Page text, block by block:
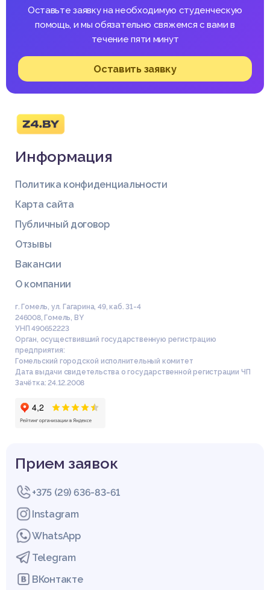
Оставьте заявку на необходимую студенческую
помощь, и мы обязательно свяжемся с вами в
течение пяти минут
Оставить заявку
Информация
Политика конфиденциальности
Карта сайта
Публичный договор
Отзывы
Вакансии
О компании
г. Гомель, ул. Гагарина, 49, каб. 31-4
246008, Гомель, BY
УНП 490652223
Орган, осуществивший государственную регистрацию
предприятия:
Гомельский городской исполнительный комитет
Дата выдачи свидетельства о государственной регистрации ЧП
Зачётка: 24.12.2008
Прием заявок
+375 (29) 636-83-61
Instagram
WhatsApp
Telegram
ВКонтакте